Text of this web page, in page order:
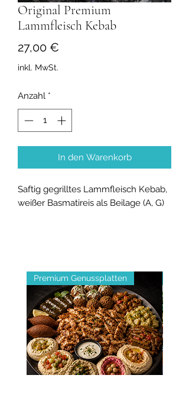
Original Premium
Lammfleisch Kebab
27,00 €
inkl. MwSt.
Anzahl *
In den Warenkorb
Saftig gegrilltes Lammfleisch Kebab,
weißer Basmatireis als Beilage (A, G)
Premium Genussplatten